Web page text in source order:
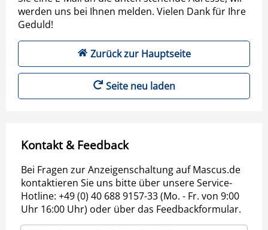
werden uns bei Ihnen melden. Vielen Dank für Ihre
Geduld!
Zurück zur Hauptseite
Seite neu laden
Kontakt & Feedback
Bei Fragen zur Anzeigenschaltung auf Mascus.de
kontaktieren Sie uns bitte über unsere Service-
Hotline: +49 (0) 40 688 9157-33 (Mo. - Fr. von 9:00
Uhr 16:00 Uhr) oder über das Feedbackformular.